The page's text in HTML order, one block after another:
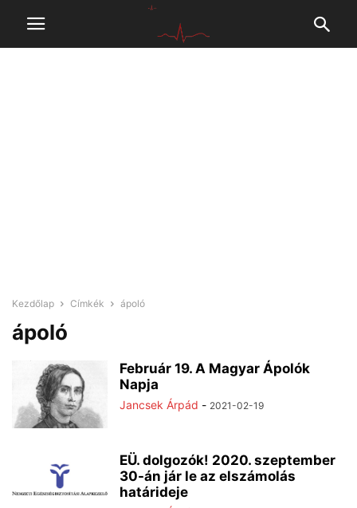
Kezdőlap Címkék ápoló
ápoló
Február 19. A Magyar Ápolók
Napja
Jancsek Árpád - 2021-02-19
EÜ. dolgozók! 2020. szeptember
30-án jár le az elszámolás
határideje